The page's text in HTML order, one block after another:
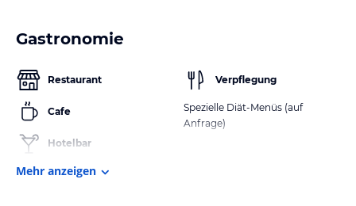
Gastronomie
Restaurant
Cafe
Hotelbar
Verpflegung
Spezielle Diät-Menüs (auf
Anfrage)
Mehr anzeigen